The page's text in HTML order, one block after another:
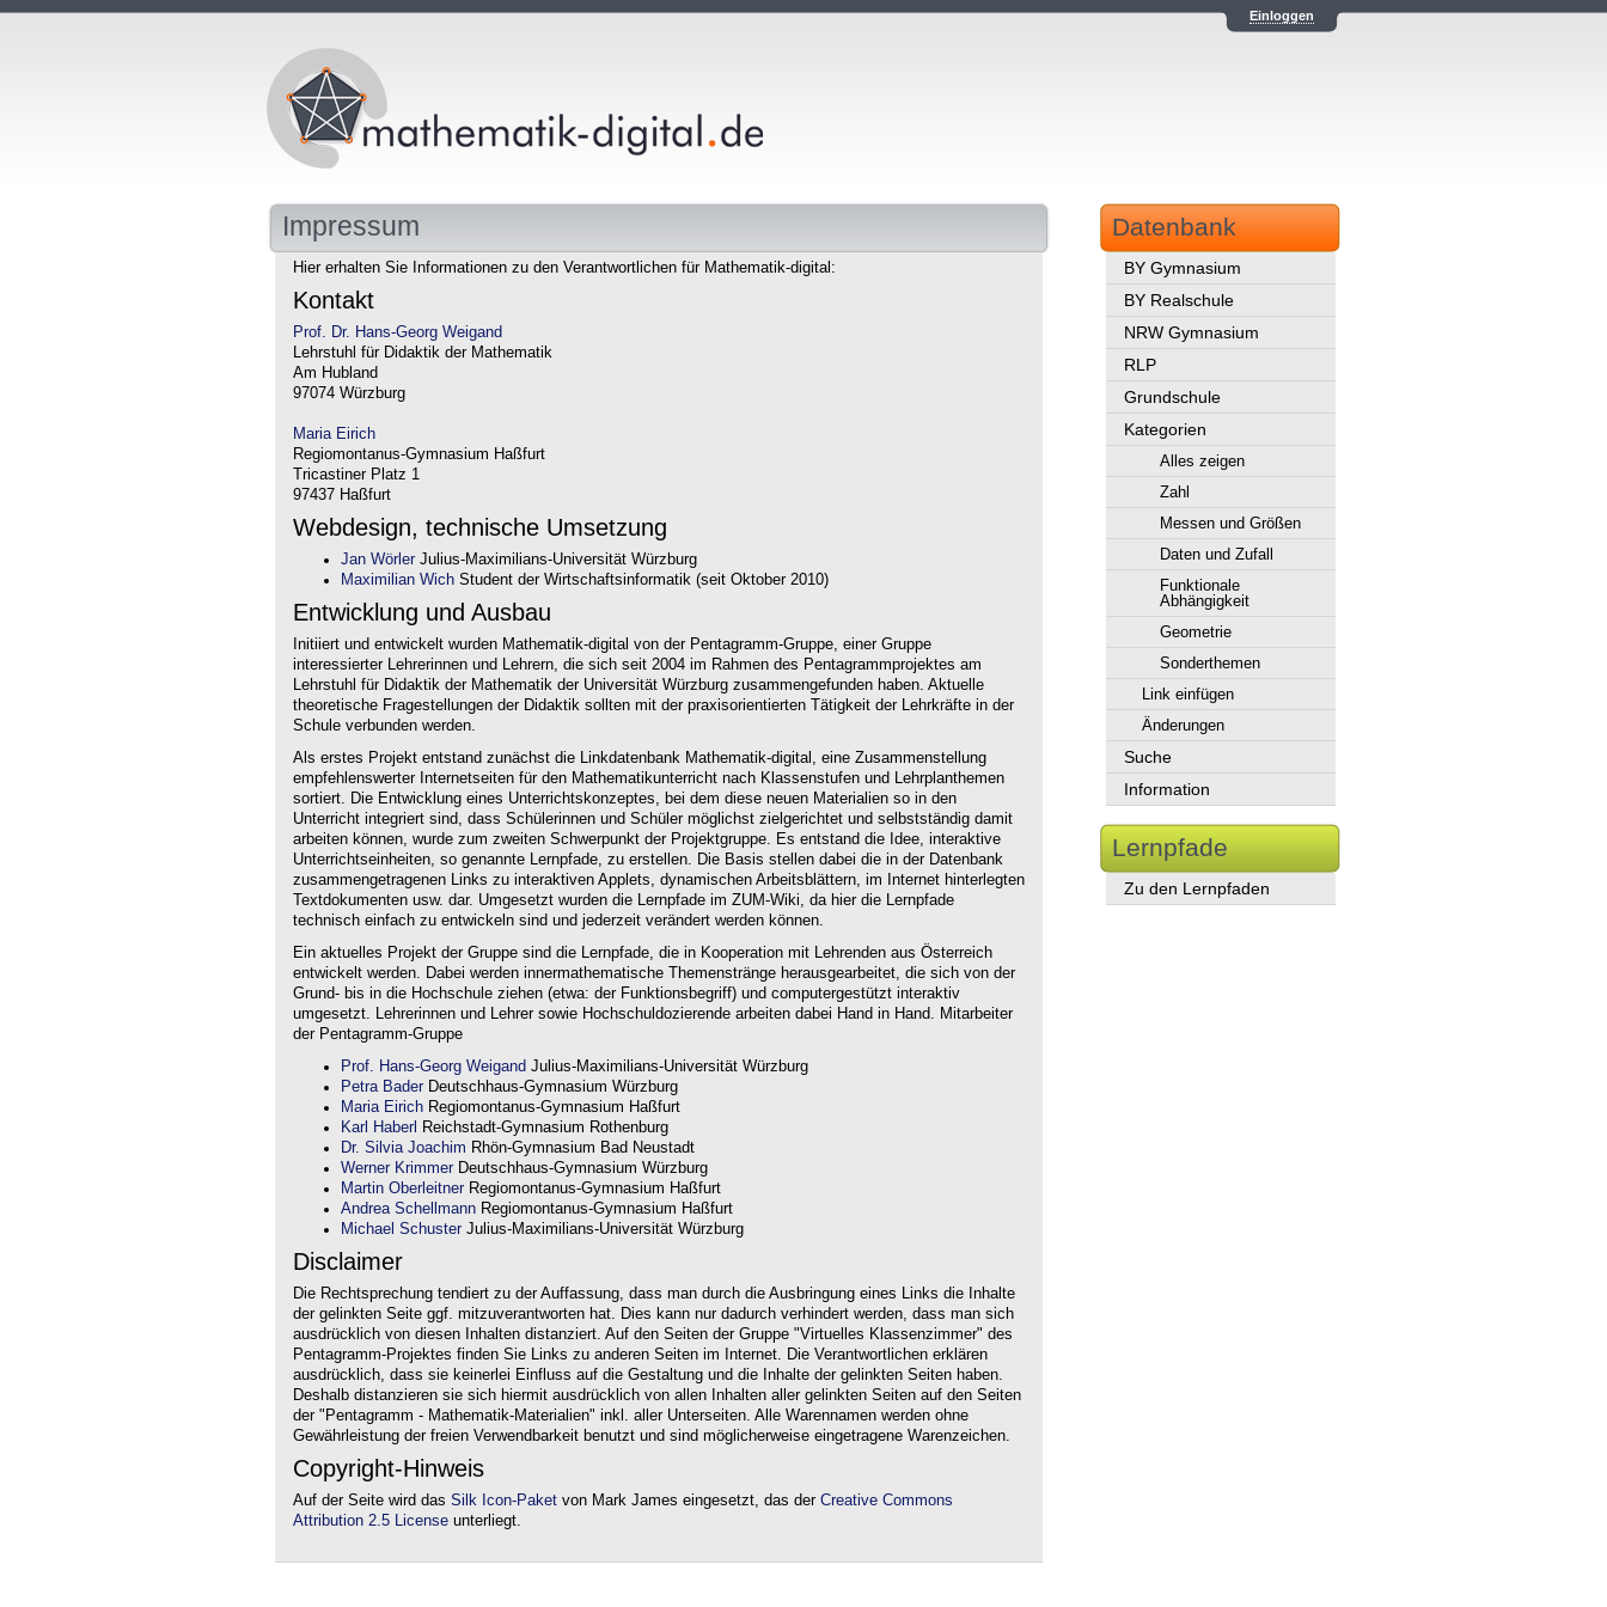
Einloggen
Impressum
Hier erhalten Sie Informationen zu den Verantwortlichen für Mathematik-digital:
Kontakt
Prof. Dr. Hans-Georg Weigand
Lehrstuhl für Didaktik der Mathematik
Am Hubland
97074 Würzburg
Maria Eirich
Regiomontanus-Gymnasium Haßfurt
Tricastiner Platz 1
97437 Haßfurt
Webdesign, technische Umsetzung
Jan Wörler Julius-Maximilians-Universität Würzburg
Maximilian Wich Student der Wirtschaftsinformatik (seit Oktober 2010)
Entwicklung und Ausbau
Initiiert und entwickelt wurden Mathematik-digital von der Pentagramm-Gruppe, einer Gruppe
interessierter Lehrerinnen und Lehrern, die sich seit 2004 im Rahmen des Pentagrammprojektes am
Lehrstuhl für Didaktik der Mathematik der Universität Würzburg zusammengefunden haben. Aktuelle
theoretische Fragestellungen der Didaktik sollten mit der praxisorientierten Tätigkeit der Lehrkräfte in der
Schule verbunden werden.
Als erstes Projekt entstand zunächst die Linkdatenbank Mathematik-digital, eine Zusammenstellung
empfehlenswerter Internetseiten für den Mathematikunterricht nach Klassenstufen und Lehrplanthemen
sortiert. Die Entwicklung eines Unterrichtskonzeptes, bei dem diese neuen Materialien so in den
Unterricht integriert sind, dass Schülerinnen und Schüler möglichst zielgerichtet und selbstständig damit
arbeiten können, wurde zum zweiten Schwerpunkt der Projektgruppe. Es entstand die Idee, interaktive
Unterrichtseinheiten, so genannte Lernpfade, zu erstellen. Die Basis stellen dabei die in der Datenbank
zusammengetragenen Links zu interaktiven Applets, dynamischen Arbeitsblättern, im Internet hinterlegten
Textdokumenten usw. dar. Umgesetzt wurden die Lernpfade im ZUM-Wiki, da hier die Lernpfade
technisch einfach zu entwickeln sind und jederzeit verändert werden können.
Ein aktuelles Projekt der Gruppe sind die Lernpfade, die in Kooperation mit Lehrenden aus Österreich
entwickelt werden. Dabei werden innermathematische Themenstränge herausgearbeitet, die sich von der
Grund- bis in die Hochschule ziehen (etwa: der Funktionsbegriff) und computergestützt interaktiv
umgesetzt. Lehrerinnen und Lehrer sowie Hochschuldozierende arbeiten dabei Hand in Hand. Mitarbeiter
der Pentagramm-Gruppe
Prof. Hans-Georg Weigand Julius-Maximilians-Universität Würzburg
Petra Bader Deutschhaus-Gymnasium Würzburg
Maria Eirich Regiomontanus-Gymnasium Haßfurt
Karl Haberl
Reichstadt-Gymnasium Rothenburg
Dr. Silvia Joachim Rhön-Gymnasium Bad Neustadt
Werner Krimmer Deutschhaus-Gymnasium Würzburg
Martin Oberleitner Regiomontanus-Gymnasium Haßfurt
Andrea Schellmann Regiomontanus-Gymnasium Haßfurt
Michael Schuster Julius-Maximilians-Universität Würzburg
Disclaimer
Die Rechtsprechung tendiert zu der Auffassung, dass man durch die Ausbringung eines Links die Inhalte
der gelinkten Seite ggf. mitzuverantworten hat. Dies kann nur dadurch verhindert werden, dass man sich
ausdrücklich von diesen Inhalten distanziert. Auf den Seiten der Gruppe "Virtuelles Klassenzimmer" des
Pentagramm-Projektes finden Sie Links zu anderen Seiten im Internet. Die Verantwortlichen erklären
ausdrücklich, dass sie keinerlei Einfluss auf die Gestaltung und die Inhalte der gelinkten Seiten haben.
Deshalb distanzieren sie sich hiermit ausdrücklich von allen Inhalten aller gelinkten Seiten auf den Seiten
der "Pentagramm - Mathematik-Materialien" inkl. aller Unterseiten. Alle Warennamen werden ohne
Gewährleistung der freien Verwendbarkeit benutzt und sind möglicherweise eingetragene Warenzeichen.
Copyright-Hinweis
Auf der Seite wird das Silk Icon-Paket von Mark James eingesetzt, das der Creative Commons
Attribution 2.5 License unterliegt.
Datenbank
BY Gymnasium
BY Realschule
NRW Gymnasium
RLP
Grundschule
Kategorien
Alles zeigen
Zahl
Messen und Größen
Daten und Zufall
Funktionale
Abhängigkeit
Geometrie
Sonderthemen
Link einfügen
Änderungen
Suche
Information
Lernpfade
Zu den Lernpfaden